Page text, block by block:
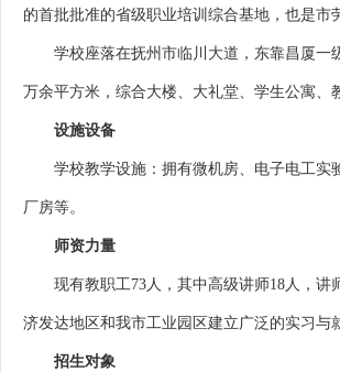
的首批批准的省级职业培训综合基地，也是市
学校座落在抚州市临川大道，东靠昌厦一级
万余平方米，综合大楼、大礼堂、学生公寓、
设施设备
学校教学设施：拥有微机房、电子电工实验
厂房等。
师资力量
现有教职工73人，其中高级讲师18人，讲
济发达地区和我市工业园区建立广泛的实习与
招生对象